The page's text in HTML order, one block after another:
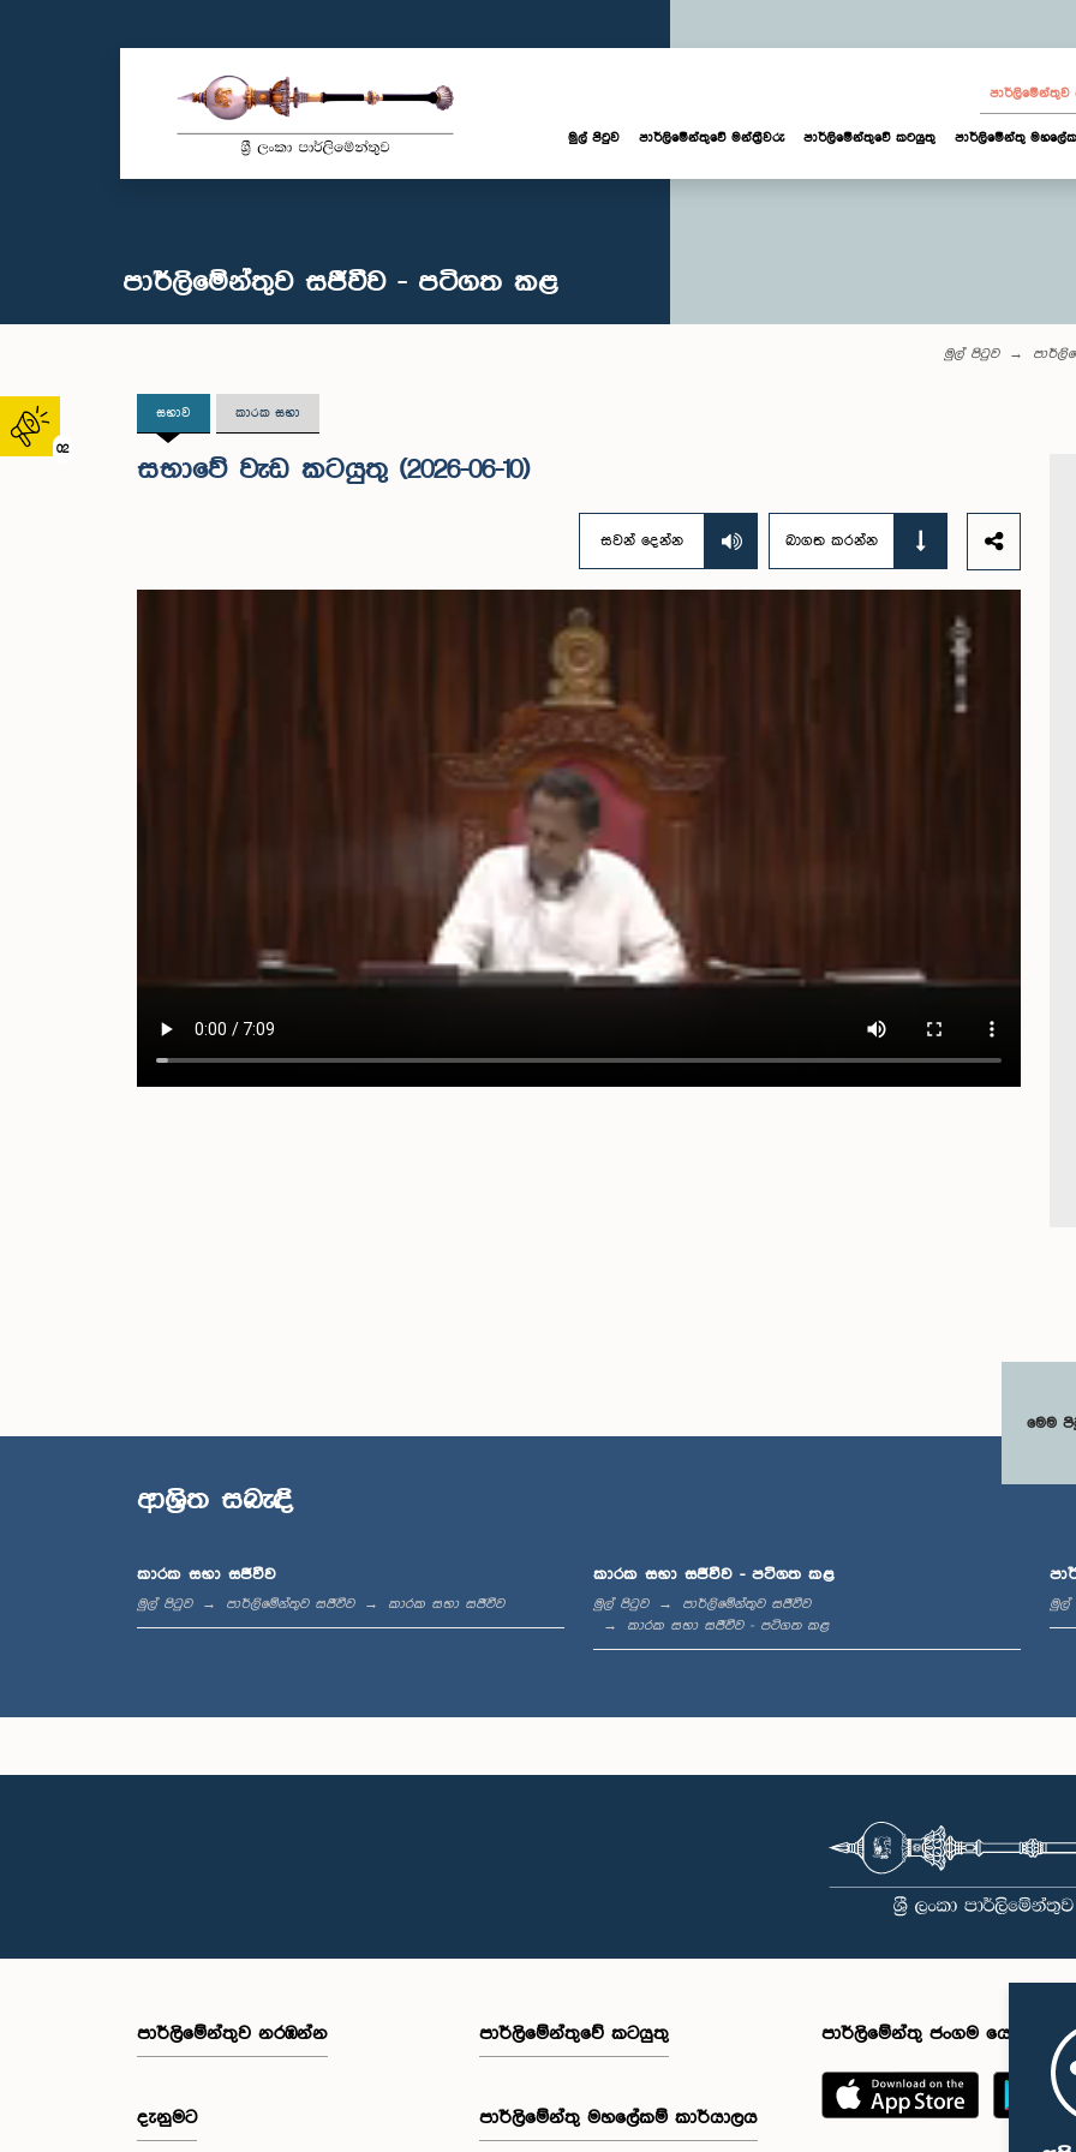
02
පාර්ලි‌මේන්තුව
මුල් පිටුව පාර්ලි‌මේන්තුවේ මන්ත්‍රීවරු පාර්ලිමේන්තුවේ කටයුතු පාර්ලිමේන්තු
පාර්ලිමේන්තුව සජීවීව - පටිගත කළ
මුල් පිටුව
සභාව කාරක සභා
සභාවේ වැඩ කටයුතු (2026-06-10)
සවන් දෙන්න බාගත කරන්න
මෙම
ආශ්‍රිත සබැඳි
කාරක සභා සජීවීව
මුල් පිටුව පාර්ලිමේන්තුව සජීවීව කාරක සභා සජීවීව
කාරක සභා සජීවීව - පටිගත කළ
මුල් පිටුව
පාර්ලිමේන්තුව සජීවීව
කාරක සභා සජීවීව - පටිගත කළ
මුල්
පාර්ලි‌මේන්තුව නරඹන්න
දැනුමට
පාර්ලිමේන්තුවේ කටයුතු
පාර්ලිමේන්තු මහලේකම් කාර්යාලය
පාර්ලිමේන්තු ජංගම යෙදුම